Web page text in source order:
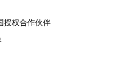
授权合作伙伴